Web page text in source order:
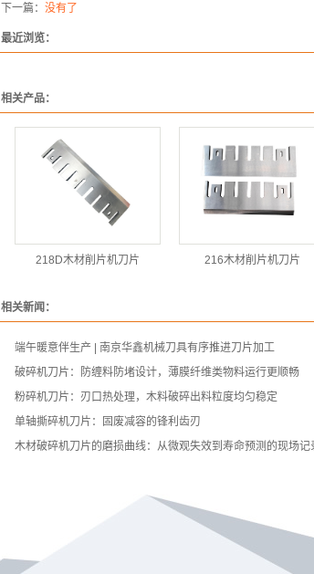
下一篇： 没有了
最近浏览：
相关产品：
218D木材削片机刀片 216木材削片机刀片
相关新闻：
端午暖意伴生产 | 南京华鑫机械刀具有序推进刀片加工
破碎机刀片：防缠料防堵设计，薄膜纤维类物料运行更顺畅
粉碎机刀片：刃口热处理，木料破碎出料粒度均匀稳定
单轴撕碎机刀片：固废减容的锋利齿刃
木材破碎机刀片的磨损曲线：从微观失效到寿命预测的现场记